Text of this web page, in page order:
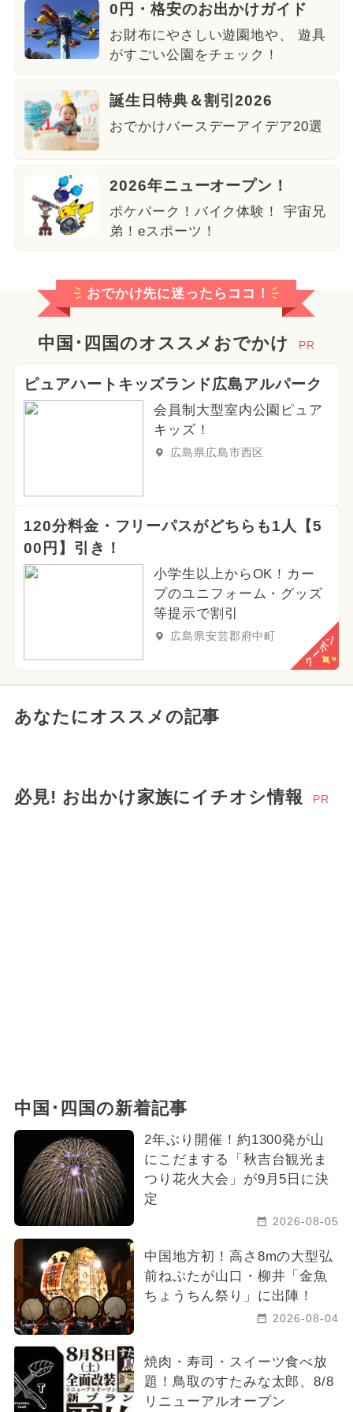
0円・格安のお出かけガイド
お財布にやさしい遊園地や、 遊具
がすごい公園をチェック！
誕生日特典＆割引2026
おでかけバースデーアイデア20選
2026年ニューオープン！
ポケパーク！バイク体験！ 宇宙兄
弟！eスポーツ！
おでかけ先に迷ったらココ！
中国･四国のオススメおでかけ PR
ピュアハートキッズランド広島アルパーク
会員制大型室内公園ピュア
キッズ！
広島県広島市西区
120分料金・フリーパスがどちらも1人【5
00円】引き！
小学生以上からOK！カー
プのユニフォーム・グッズ
等提示で割引
広島県安芸郡府中町 クーポン
あなたにオススメの記事
必見! お出かけ家族にイチオシ情報 PR
中国･四国の新着記事
2年ぶり開催！約1300発が山
にこだまする「秋吉台観光ま
つり花火大会」が9月5日に決
定
2026-08-05
中国地方初！高さ8mの大型弘
前ねぷたが山口・柳井「金魚
ちょうちん祭り」に出陣！
2026-08-04
焼肉・寿司・スイーツ食べ放
題！鳥取のすたみな太郎、8/8
リニューアルオープン